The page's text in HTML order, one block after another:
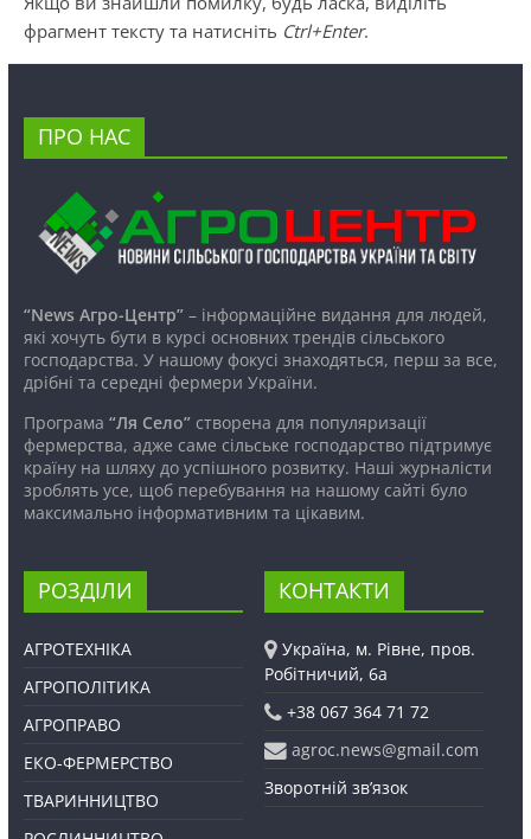
фрагмент тексту та натисніть Ctrl+Enter.
ПРО НАС
“News Агро-Центр”– інформаційне видання для людей,
які хочуть бути в курсі основних трендів сільського
господарства. У нашому фокусі знаходяться, перш за все,
дрібні та середні фермери України.
Програма “Ля Село”створена для популяризації
фермерства, адже саме сільське господарство підтримує
країну на шляху до успішного розвитку. Наші журналісти
зроблять усе, щоб перебування на нашому сайті було
максимально інформативним та цікавим.
РОЗДІЛИ
АГРОТЕХНІКА
АГРОПОЛІТИКА
АГРОПРАВО
ЕКО-ФЕРМЕРСТВО
ТВАРИННИЦТВО
КОНТАКТИ
Україна, м. Рівне, пров.
Робітничий, 6а
+38 067 364 71 72
agroc.news@gmail.com
Зворотній зв’язок